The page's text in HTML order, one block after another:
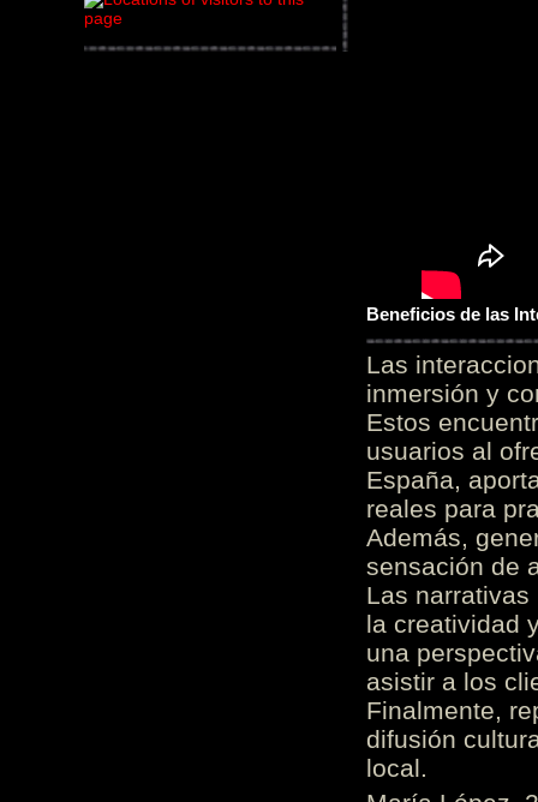
Beneficios de las
Las
inmersión y
Estos
usuarios al
España,
reales para
Además,
sensación de
Las
la creatividad
una
asistir a los
Finalmente,
difusión
local.